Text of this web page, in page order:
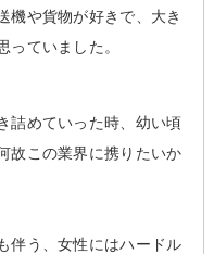
機や貨物が好きで、大き
っていました。
詰めていった時、幼い頃
故この業界に携りたいか
伴う、女性にはハードル